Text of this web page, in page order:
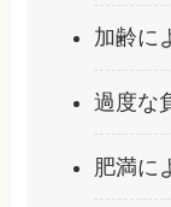
加齢に
過度な
肥満に